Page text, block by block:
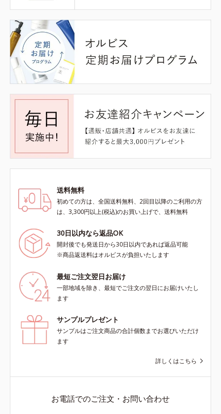
送料無料
初めての方は、全国送料無料、2回目以降のご利用の方
は、3,300円以上(税込)のお買い上げで、送料無料
30日以内なら返品OK
開封後でも発送日から30日以内であれば返品可能
※商品返送料はオルビスが負担いたします
最短ご注文翌日お届け
一部地域を除き、最短でご注文の翌日にお届けいたし
ます
サンプルプレゼント
サンプルはご注文商品の合計個数までお選びいただけ
ます
詳しくはこちら
お電話でのご注文・お問い合わせ